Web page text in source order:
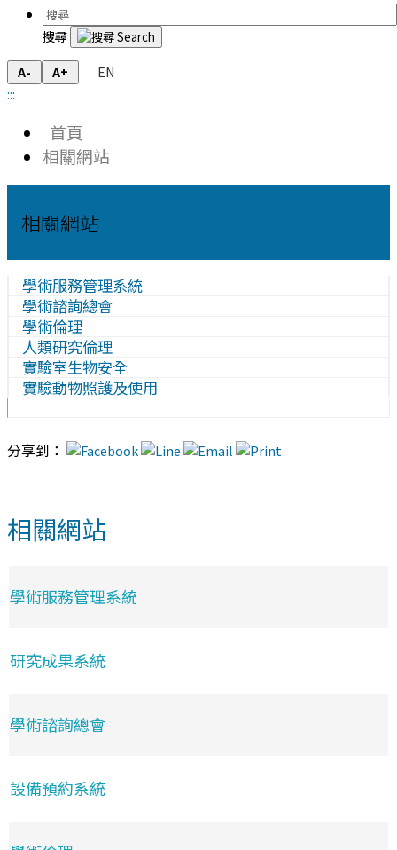
搜尋
A- A+
EN
:::
首頁
相關網站
相關網站
學術服務管理系統
學術諮詢總會
學術倫理
人類研究倫理
實驗室生物安全
實驗動物照護及使用
分享到：
相關網站
學術服務管理系統
研究成果系統
學術諮詢總會
設備預約系統